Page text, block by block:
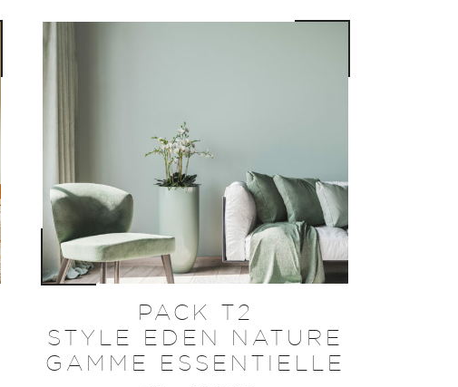
PACK T2
STYLE EDEN NATURE
GAMME ESSENTIELLE